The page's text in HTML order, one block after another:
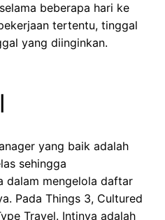
beberapa hari ke
tertentu, tinggal
yang diinginkan.
yang baik adalah
sehingga
dalam mengelola daftar
Pada Things 3, Cultured
Travel. Intinya adalah